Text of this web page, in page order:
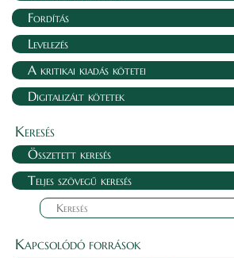
Fordítás
Levelezés
A kritikai kiadás kötetei
Digitalizált kötetek
Keresés
Összetett keresés
Teljes szövegű keresés
Kapcsolódó források